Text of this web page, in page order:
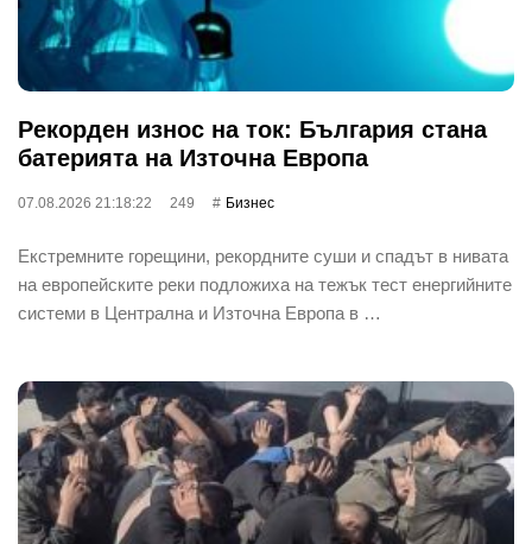
Рекорден износ на ток: България стана
батерията на Източна Европа
07.08.2026 21:18:22 249 Бизнес
Екстремните горещини, рекордните суши и спадът в нивата
на европейските реки подложиха на тежък тест енергийните
системи в Централна и Източна Европа в …